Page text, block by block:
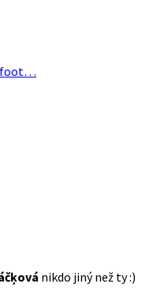
nikdo jiný než ty :)